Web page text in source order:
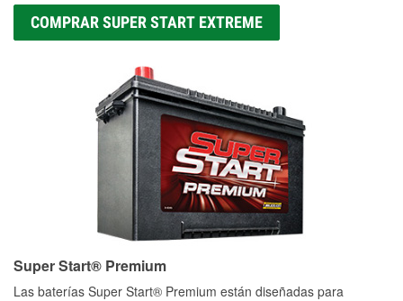
COMPRAR SUPER START EXTREME
Super Start® Premium
Las baterías Super Start® Premium están diseñadas para